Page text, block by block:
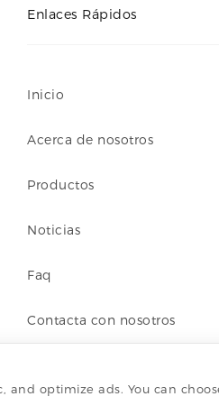
Enlaces Rápidos
Inicio
Acerca de nosotros
Productos
Noticias
Faq
Contacta con nosotros
optimize ads. You can